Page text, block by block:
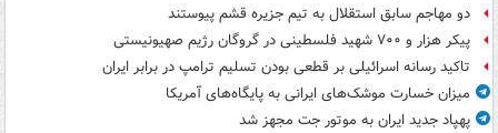
دو مهاجم سابق استقلال به تیم جزیره قشم پیوستند
پیکر هزار و ۷۰۰ شهید فلسطینی در گروگان رژیم صهیونیستی
تاکید رسانه اسرائیلی بر قطعی بودن تسلیم ترامپ در برابر ایران
میزان خسارت موشک‌های ایرانی به پایگاه‌های آمریکا
پهپاد جدید ایران به موتور جت مجهز شد